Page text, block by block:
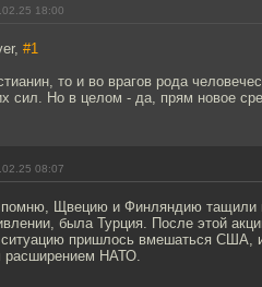
18:00
#1
то и во врагов рода
сил. Но в целом - да, прям новое
08:07
помню, Щвецию и Финляндию
была Турция. После этой
пришлось вмешаться США, и
расширением НАТО.